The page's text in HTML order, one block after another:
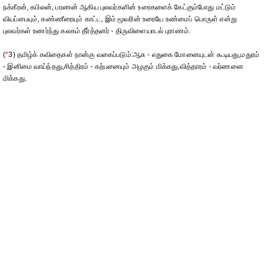
நக்கீரன், கபிலன், பரணன் ஆகிய புலவர்களின் உரைகளைக் கேட்கும்போது மட்டும்
வியப்பையும், கண்ணீரையும் காட்ட, இம் மூவரின் உரையே உண்மைப் பொருள் என்று
புலவர்கள் உணர்ந்து கலகம் தீர்த்தனர் - திருவிளையாடல் புராணம்.
(*3) தமிழ்க் கவிதைகள் நான்கு வகைப்படும்:ஆசு - எதுகை மோனையுடன் கூடியது,மதுரம்
- இனிமை வாய்ந்தது,சித்திரம் - கற்பனையும் அழகும் மிக்கது,வித்தாரம் - வர்ணனை
மிக்கது.